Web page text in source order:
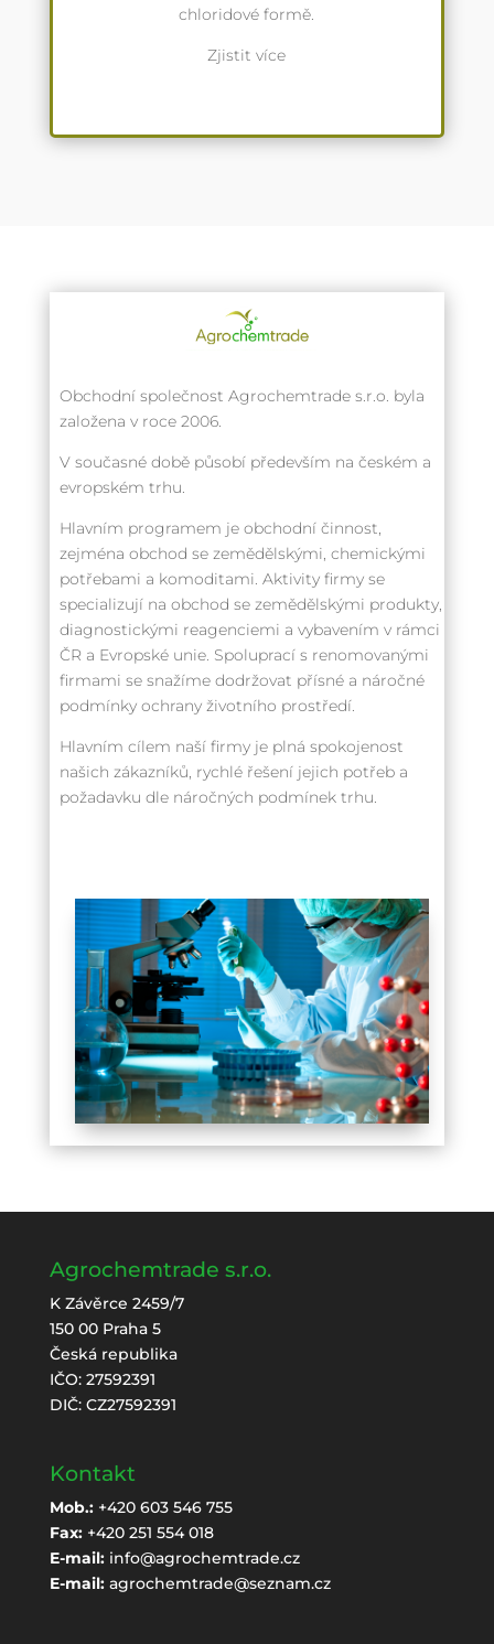
chloridové formě.
Zjistit více
Obchodní společnost Agrochemtrade s.r.o. byla
založena v roce 2006.
V současné době působí především na českém a
evropském trhu.
Hlavním programem je obchodní činnost,
zejména obchod se zemědělskými, chemickými
potřebami a komoditami. Aktivity firmy se
specializují na obchod se zemědělskými produkty,
diagnostickými reagenciemi a vybavením v rámci
ČR a Evropské unie. Spoluprací s renomovanými
firmami se snažíme dodržovat přísné a náročné
podmínky ochrany životního prostředí.
Hlavním cílem naší firmy je plná spokojenost
našich zákazníků, rychlé řešení jejich potřeb a
požadavku dle náročných podmínek trhu.
Agrochemtrade s.r.o.
K Závěrce 2459/7
150 00 Praha 5
Česká republika
IČO: 27592391
DIČ: CZ27592391
Kontakt
Mob.:+420 603 546 755
Fax:+420 251 554 018
E-mail: info@agrochemtrade.cz
E-mail: agrochemtrade@seznam.cz